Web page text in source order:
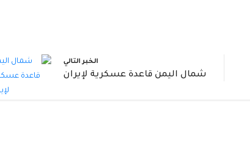
الخبر التالي
شمال اليمن قاعدة عسكرية لإيران